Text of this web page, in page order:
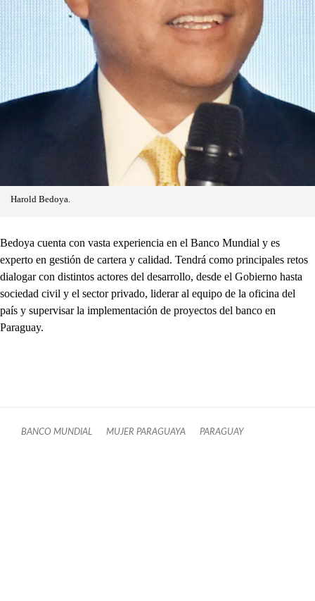
Harold Bedoya.
Bedoya cuenta con vasta experiencia en el Banco Mundial y es
experto en gestión de cartera y calidad. Tendrá como principales retos
dialogar con distintos actores del desarrollo, desde el Gobierno hasta
sociedad civil y el sector privado, liderar al equipo de la oficina del
país y supervisar la implementación de proyectos del banco en
Paraguay.
BANCO MUNDIAL MUJER PARAGUAYA PARAGUAY